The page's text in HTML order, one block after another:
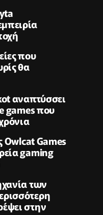
που
θα
αναπτύσσει
games που
Owlcat Games
gaming
των
στην